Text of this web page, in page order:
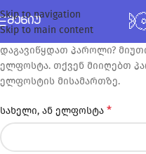
Skip to navigation
Skip to main content
ᲛᲔᲜᲘᲣ
დაგავიწყდათ პაროლი?
ელფოსტა. თქვენ მიიღებთ
ელფოსტის მისამართზე.
სახელი, ან ელფოსტა *